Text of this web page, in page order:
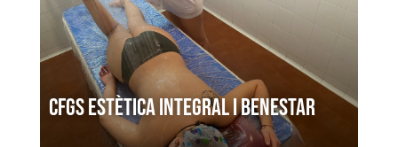
CFGS Estètica integral i benestar